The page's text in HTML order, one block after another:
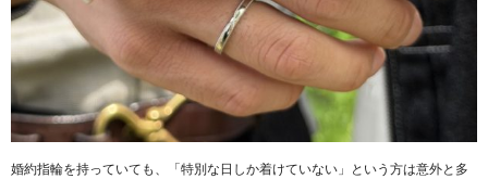
婚約指輪を持っていても、 「特別な日しか着けていない」 という方は意外と多